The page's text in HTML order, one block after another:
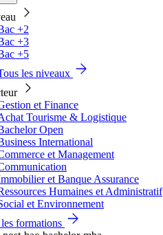
+2
+3
+5
les niveaux
et Finance
Tourisme & Logistique
Open
International
et Management
et Banque Assurance
Humaines et Administratif
et Environnement
formations